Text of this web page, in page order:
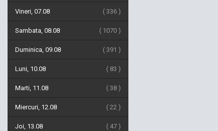
Vineri, 07.08 336
Sambata, 08.08 1070
Duminica, 09.08 391
Luni, 10.08 83
Marti, 11.08 38
Miercuri, 12.08 22
Joi, 13.08 47